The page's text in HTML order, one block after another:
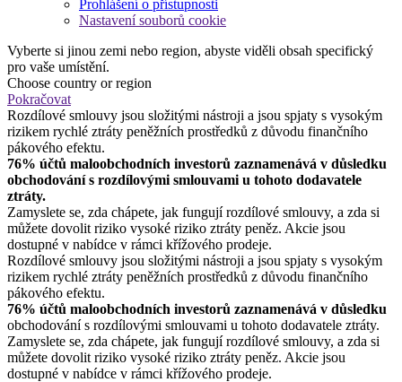
Prohlášení o přístupnosti
Nastavení souborů cookie
Vyberte si jinou zemi nebo region, abyste viděli obsah specifický
pro vaše umístění.
Choose country or region
Pokračovat
Rozdílové smlouvy jsou složitými nástroji a jsou spjaty s vysokým
rizikem rychlé ztráty peněžních prostředků z důvodu finančního
pákového efektu.
76% účtů maloobchodních investorů zaznamenává v důsledku
obchodování s rozdílovými smlouvami u tohoto dodavatele
ztráty.
Zamyslete se, zda chápete, jak fungují rozdílové smlouvy, a zda si
můžete dovolit riziko vysoké riziko ztráty peněz. Akcie jsou
dostupné v nabídce v rámci křížového prodeje.
Rozdílové smlouvy jsou složitými nástroji a jsou spjaty s vysokým
rizikem rychlé ztráty peněžních prostředků z důvodu finančního
pákového efektu.
76% účtů maloobchodních investorů zaznamenává v důsledku
obchodování s rozdílovými smlouvami u tohoto dodavatele ztráty.
Zamyslete se, zda chápete, jak fungují rozdílové smlouvy, a zda si
můžete dovolit riziko vysoké riziko ztráty peněz. Akcie jsou
dostupné v nabídce v rámci křížového prodeje.